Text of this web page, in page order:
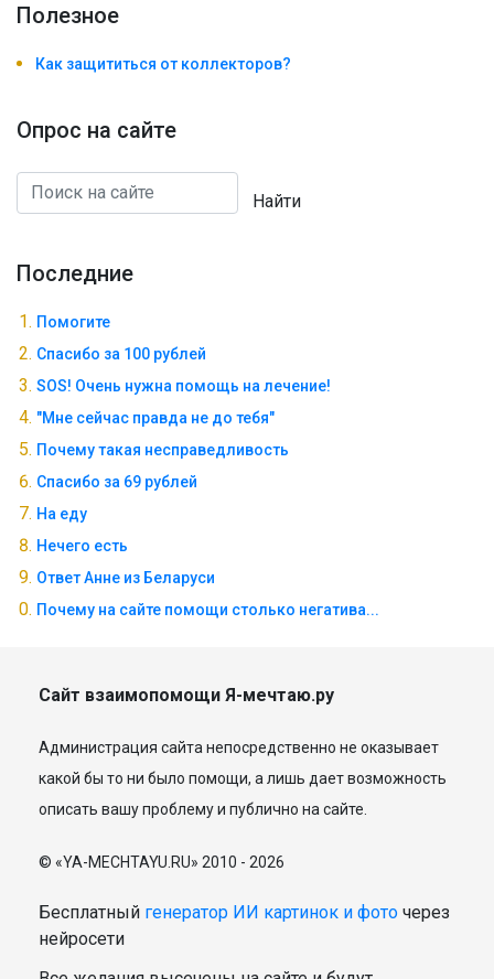
Полезноe
Как защититься от коллекторов?
Опрос на сайте
Найти
Последние
Помогите
Спасибо за 100 рублей
SOS! Очень нужна помощь на лечение!
"Мне сейчас правда не до тебя"
Почему такая несправедливость
Спасибо за 69 рублей
На еду
Нечего есть
Ответ Анне из Беларуси
Почему на сайте помощи столько негатива...
Сайт взаимопомощи Я-мечтаю.ру
Администрация сайта непосредственно не оказывает
какой бы то ни было помощи, а лишь дает возможность
описать вашу проблему и публично на сайте.
© «YA-MECHTAYU.RU» 2010 - 2026
Бесплатный генератор ИИ картинок и фото через
нейросети